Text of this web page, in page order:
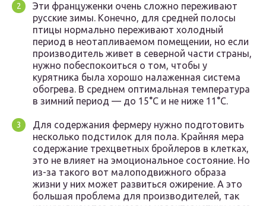
Эти француженки очень сложно переживают
русские зимы. Конечно, для средней полосы
птицы нормально переживают холодный
период в неотапливаемом помещении, но если
производитель живет в северной части страны,
нужно побеспокоиться о том, чтобы у
курятника была хорошо налаженная система
обогрева. В среднем оптимальная температура
в зимний период — до 15°С и не ниже 11°С.
Для содержания фермеру нужно подготовить
несколько подстилок для пола. Крайняя мера
содержание трехцветных бройлеров в клетках,
это не влияет на эмоциональное состояние. Но
из-за такого вот малоподвижного образа
жизни у них может развиться ожирение. А это
большая проблема для производителей, так